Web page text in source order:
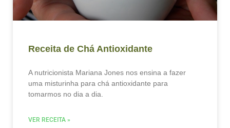
Receita de Chá Antioxidante
A nutricionista Mariana Jones nos ensina a fazer
uma misturinha para chá antioxidante para
tomarmos no dia a dia.
VER RECEITA »